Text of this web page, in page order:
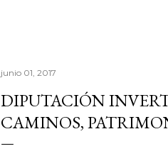
junio 01, 2017
DIPUTACIÓN
CAMINOS,